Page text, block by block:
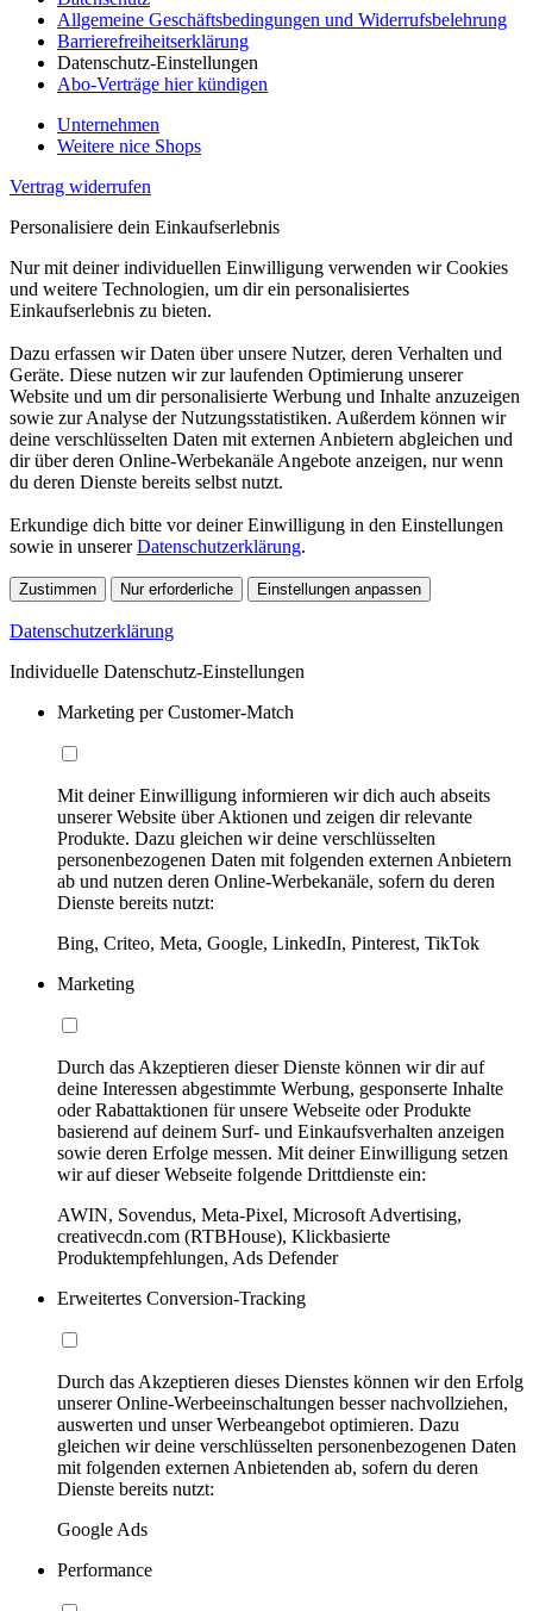
Allgemeine Geschäftsbedingungen und Widerrufsbelehrung
Barrierefreiheitserklärung
Datenschutz-Einstellungen
Abo-Verträge hier kündigen
Unternehmen
Weitere nice Shops
Vertrag widerrufen
Personalisiere dein Einkaufserlebnis
Nur mit deiner individuellen Einwilligung verwenden wir Cookies
und weitere Technologien, um dir ein personalisiertes
Einkaufserlebnis zu bieten.
Dazu erfassen wir Daten über unsere Nutzer, deren Verhalten und
Geräte. Diese nutzen wir zur laufenden Optimierung unserer
Website und um dir personalisierte Werbung und Inhalte anzuzeigen
sowie zur Analyse der Nutzungsstatistiken. Außerdem können wir
deine verschlüsselten Daten mit externen Anbietern abgleichen und
dir über deren Online-Werbekanäle Angebote anzeigen, nur wenn
du deren Dienste bereits selbst nutzt.
Erkundige dich bitte vor deiner Einwilligung in den Einstellungen
sowie in unsererDatenschutzerklärung.
Zustimmen Nur erforderliche Einstellungen anpassen
Datenschutzerklärung
Individuelle Datenschutz-Einstellungen
Marketing per Customer-Match
Mit deiner Einwilligung informieren wir dich auch abseits
unserer Website über Aktionen und zeigen dir relevante
Produkte. Dazu gleichen wir deine verschlüsselten
personenbezogenen Daten mit folgenden externen Anbietern
ab und nutzen deren Online-Werbekanäle, sofern du deren
Dienste bereits nutzt:
Bing, Criteo, Meta, Google, LinkedIn, Pinterest, TikTok
Marketing
Durch das Akzeptieren dieser Dienste können wir dir auf
deine Interessen abgestimmte Werbung, gesponserte Inhalte
oder Rabattaktionen für unsere Webseite oder Produkte
basierend auf deinem Surf- und Einkaufsverhalten anzeigen
sowie deren Erfolge messen. Mit deiner Einwilligung setzen
wir auf dieser Webseite folgende Drittdienste ein:
AWIN, Sovendus, Meta-Pixel, Microsoft Advertising,
creativecdn.com (RTBHouse), Klickbasierte
Produktempfehlungen, Ads Defender
Erweitertes Conversion-Tracking
Durch das Akzeptieren dieses Dienstes können wir den Erfolg
unserer Online-Werbeeinschaltungen besser nachvollziehen,
auswerten und unser Werbeangebot optimieren. Dazu
gleichen wir deine verschlüsselten personenbezogenen Daten
mit folgenden externen Anbietenden ab, sofern du deren
Dienste bereits nutzt:
Google Ads
Performance